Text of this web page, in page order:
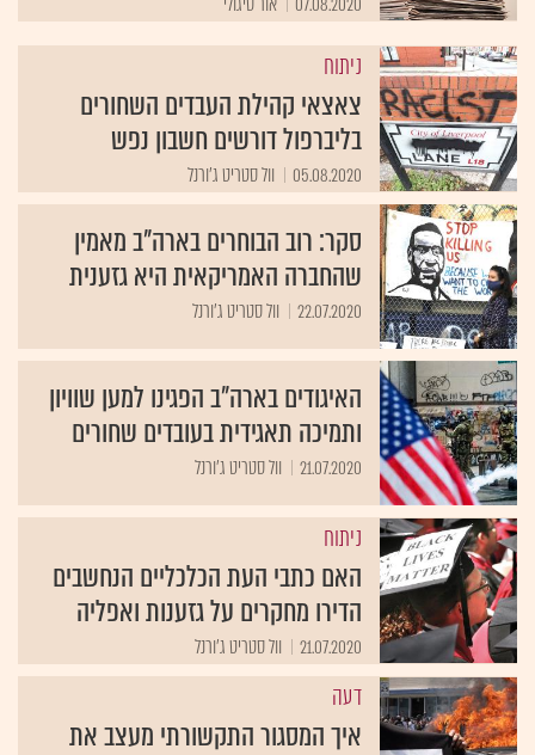
ניתוח
צאצאי קהילת העבדים השחורים
בליברפול דורשים חשבון נפש
05.08.2020 וול סטריט ג'ורנל
סקר: רוב הבוחרים בארה"ב מאמין
שהחברה האמריקאית היא גזענית
22.07.2020 וול סטריט ג'ורנל
האיגודים בארה"ב הפגינו למען שוויון
ותמיכה תאגידית בעובדים שחורים
21.07.2020 וול סטריט ג'ורנל
ניתוח
האם כתבי העת הכלכליים הנחשבים
הדירו מחקרים על גזענות ואפליה
21.07.2020 וול סטריט ג'ורנל
דעה
איך המסגור התקשורתי מעצב את